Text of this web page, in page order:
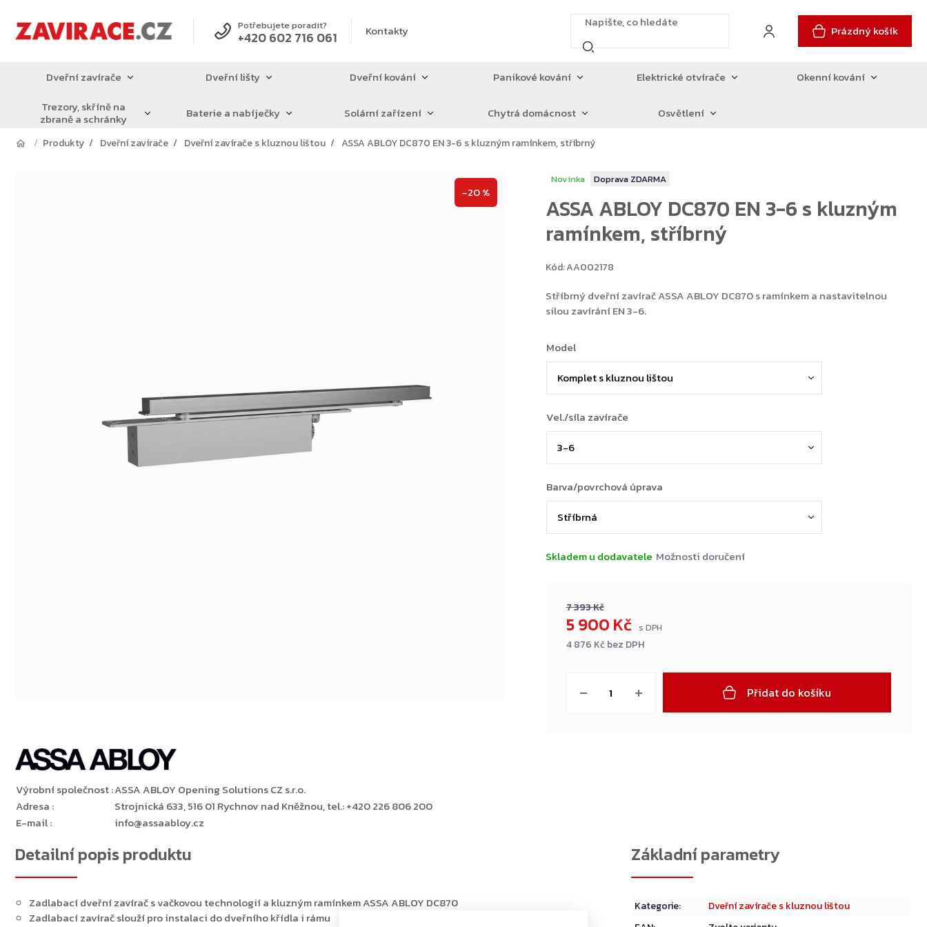
obsah
Potřebujete poradit?
+420 602 716 061 Kontakty Prázdný košík
Dveřní zavírače Dveřní lišty Dveřní kování Panikové kování Elektrické otvírače
Okenní kování
Trezory, skříně na
zbraně a schránky Baterie a nabíječky Solární zařízení Chytrá domácnost Osvětlení
Produkty Dveřní zavírače Dveřní zavírače s kluznou lištou ASSA ABLOY DC870 EN 3-6 s kluzným ramínkem, stříbrný
Novinka ZDARMA
ASSA ABLOY DC870 EN 3-6 s kluzným
ramínkem, stříbrný
Kód:AA002178
–20 %
7 393 Kč
5 900 Kč
4 876 Kč bez DPH
Skladem u dodavatele Možnosti doručení
Model
Vel./síla zavírače
Barva/povrchová úprava
Přidat do košíku
Stříbrný dveřní zavírač ASSA ABLOY DC870 s ramínkem a nastavitelnou
silou zavírání EN 3-6.
Detailní popis produktu
Zadlabací dveřní zavírač s vačkovou technologií a kluzným ramínkem ASSA ABLOY DC870
Zadlabací zavírač slouží pro instalaci do dveřního křídla i rámu
Kategorie:
Dveřní zavírače s kluznou lištou
Výrobní společnost:ASSA ABLOY Opening Solutions CZ s.r.o.
Adresa :
Strojnická 633, 516 01 Rychnov nad Kněžnou, tel.: +420 226 806 200
E-mail: info@assaabloy.cz